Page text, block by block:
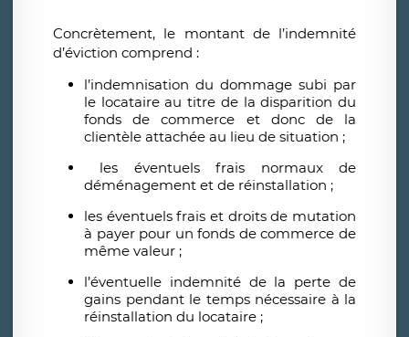
Concrètement, le montant de l’indemnité
d’éviction comprend :
l’indemnisation du dommage subi par
le locataire au titre de la disparition du
fonds de commerce et donc de la
clientèle attachée au lieu de situation ;
les éventuels frais normaux de
déménagement et de réinstallation ;
les éventuels frais et droits de mutation
à payer pour un fonds de commerce de
même valeur ;
l’éventuelle indemnité de la perte de
gains pendant le temps nécessaire à la
réinstallation du locataire ;